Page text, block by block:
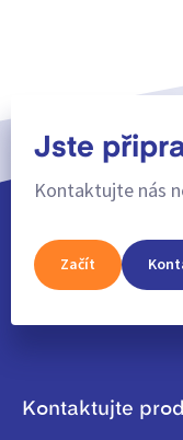
Jste
Kontaktujte nás
Začít
Kontaktujte